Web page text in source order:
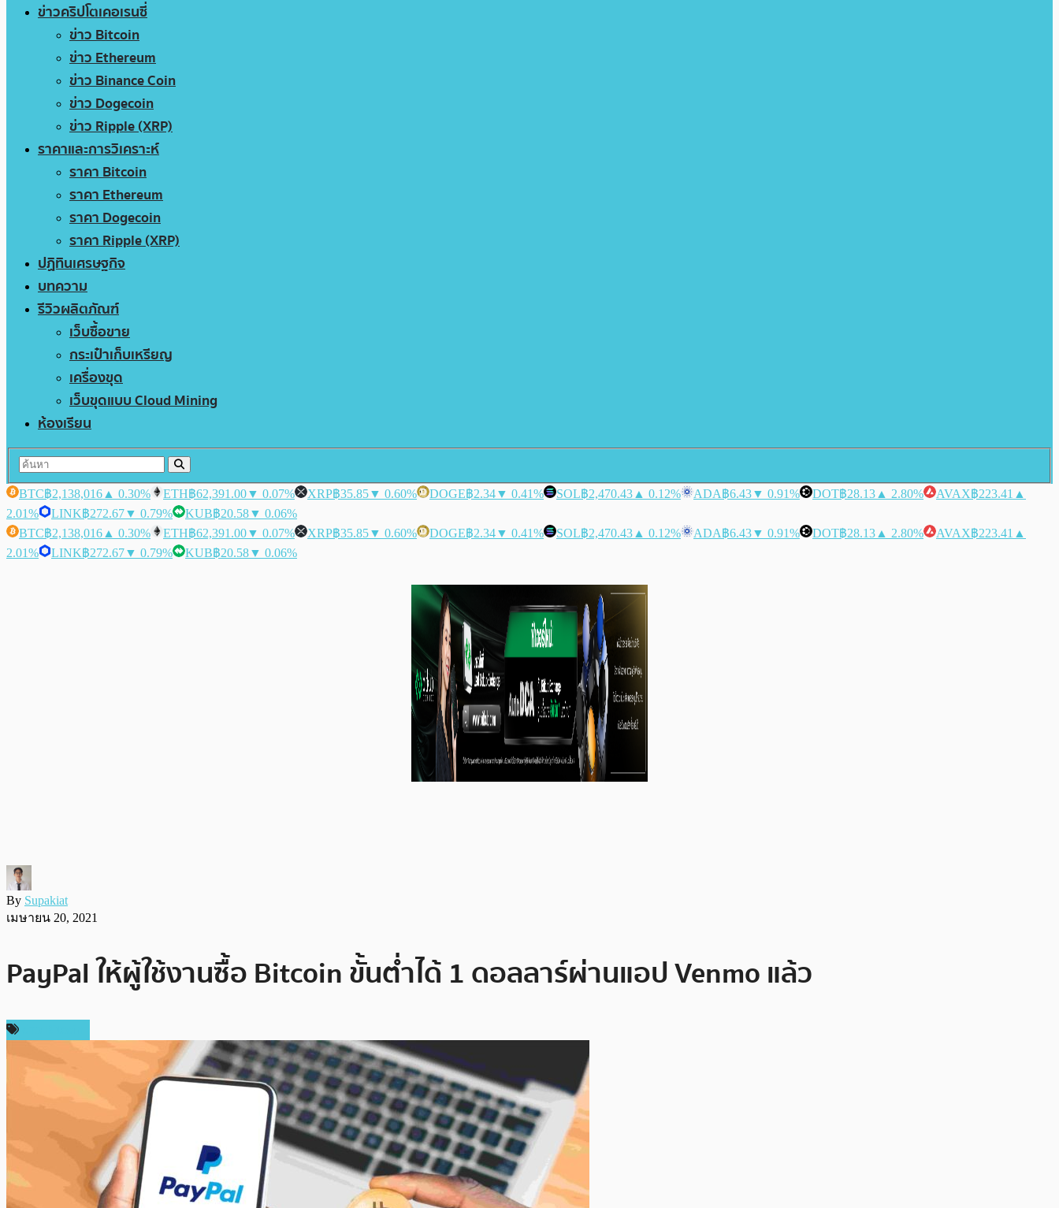
ข่าวคริปโตเคอเรนซี่
ข่าว Bitcoin
ข่าว Ethereum
ข่าว Binance Coin
ข่าว Dogecoin
ข่าว Ripple (XRP)
ราคาและการวิเคราะห์
ราคา Bitcoin
ราคา Ethereum
ราคา Dogecoin
ราคา Ripple (XRP)
ปฏิทินเศรษฐกิจ
บทความ
รีวิวผลิตภัณฑ์
เว็บซื้อขาย
กระเป๋าเก็บเหรียญ
เครื่องขุด
เว็บขุดแบบ Cloud Mining
ห้องเรียน
BTC฿2,138,016 ▲ 0.30% ETH฿62,391.00▼ 0.07% XRP฿35.85▼ 0.60% DOGE฿2.34▼ 0.41% SOL฿2,470.43 ▲ 0.12% ADA฿6.43▼ 0.91% DOT฿28.13 ▲ 2.80% AVAX฿223.41 ▲
2.01%
LINK฿272.67▼ 0.79% KUB฿20.58▼ 0.06%
BTC฿2,138,016 ▲ 0.30% ETH฿62,391.00▼ 0.07% XRP฿35.85▼ 0.60% DOGE฿2.34▼ 0.41% SOL฿2,470.43 ▲ 0.12% ADA฿6.43▼ 0.91% DOT฿28.13 ▲ 2.80% AVAX฿223.41 ▲
2.01%
LINK฿272.67▼ 0.79% KUB฿20.58▼ 0.06%
By Supakiat
เมษายน 20, 2021
PayPal ให้ผู้ใช้งานซื้อ Bitcoin ขั้นต่ำได้ 1 ดอลลาร์ผ่านแอป Venmo แล้ว